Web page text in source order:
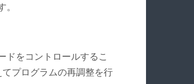
ドをコントロールするこ
プログラムの再調整を行